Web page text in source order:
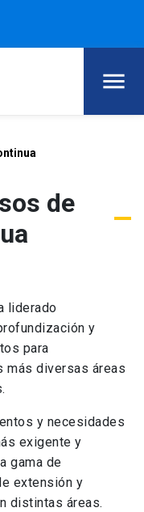
de
liderado
y
para
más diversas áreas
y necesidades
exigente y
gama de
extensión y
distintas áreas.